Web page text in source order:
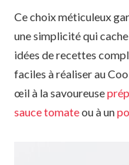
Ce choix méticuleux
une simplicité qui
idées de recettes
faciles à réaliser au
œil à la savoureuse
sauce tomateou à un